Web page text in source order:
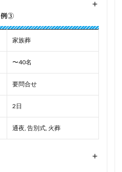
+
例③
家族葬
〜40名
要問合せ
2日
通夜, 告別式, 火葬
+